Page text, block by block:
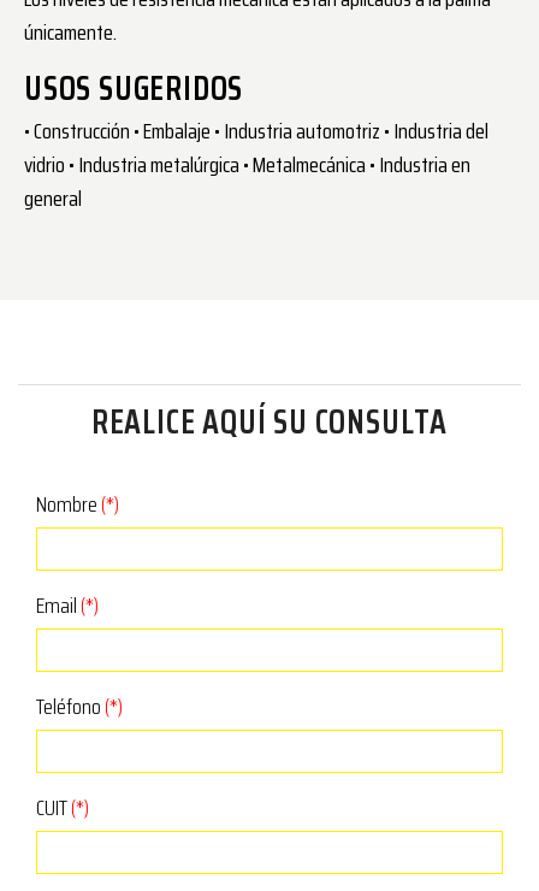
únicamente.
USOS SUGERIDOS
• Construcción • Embalaje • Industria automotriz • Industria del
vidrio • Industria metalúrgica • Metalmecánica • Industria en
general
REALICE AQUÍ SU CONSULTA
Nombre(*)
Email(*)
Teléfono(*)
CUIT(*)